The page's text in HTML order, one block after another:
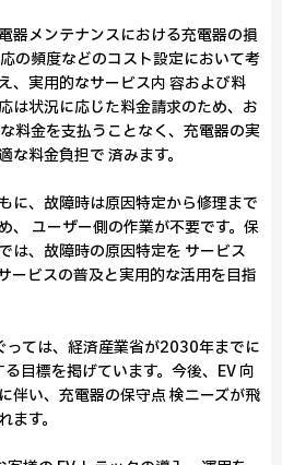
器メンテナンスにおける充電器の損
の頻度などのコスト設定において考
、実用的なサービス内 容および料
は状況に応じた料金請求のため、お
料金を支払うことなく、充電器の実
料金負担で 済みます。
に、故障時は原因特定から修理まで
、 ユーザー側の作業が不要です。保
は、故障時の原因特定を サービス
ービスの普及と実用的な活用を目指
っては、経済産業省が2030年までに
目標を掲げています。今後、EV 向
伴い、充電器の保守点 検ニーズが飛
す。